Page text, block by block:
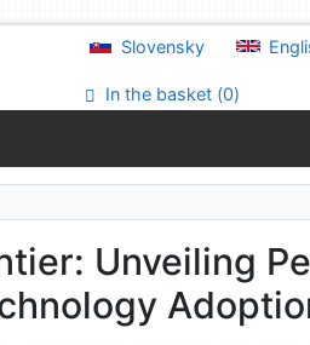
Slovensky
In the basket (0)
Unveiling